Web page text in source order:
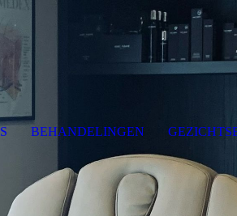
BEHANDELINGEN